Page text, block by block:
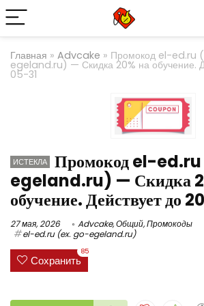
Главная » Advcake » Промокод el-ed.ru
egeland.ru) — Скидка 20% на обучение.
05-31
ИСТЕКЛА
Промокод el-
egeland.ru) — Скидка
обучение. Действует до
27 мая, 2026 Advcake,Общий,Промокоды
el-ed.ru (ex. go-egeland.ru)
Сохранить
85